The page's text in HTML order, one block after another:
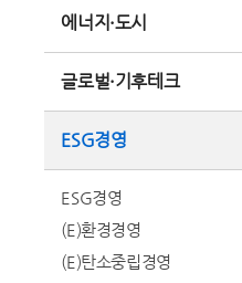
에너지·도시
글로벌·기후테크
ESG경영
ESG경영
(E)환경경영
(E)탄소중립경영